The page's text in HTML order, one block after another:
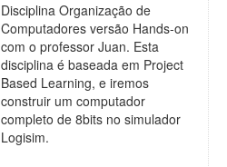
Disciplina Organização de
Computadores versão Hands-on
com o professor Juan. Esta
disciplina é baseada em Project
Based Learning, e iremos
construir um computador
completo de 8bits no simulador
Logisim.